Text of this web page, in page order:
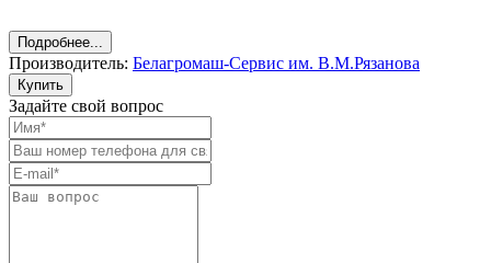
Подробнее...
Производитель: Белагромаш-Сервис им. В.М.Рязанова
Купить
Задайте свой вопрос